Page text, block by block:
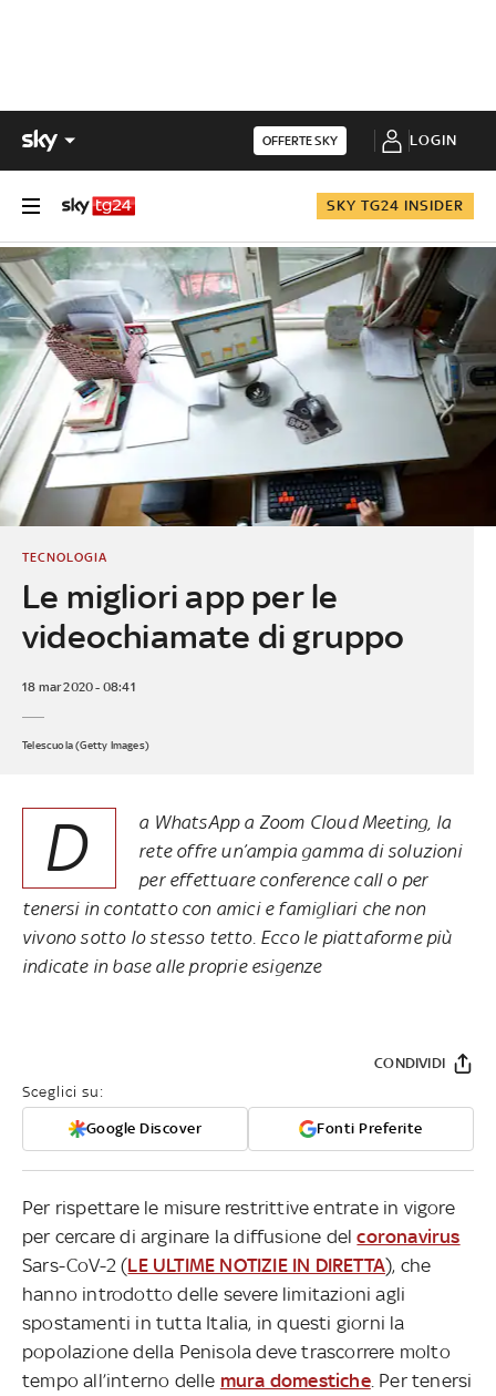
OFFERTE SKY LOGIN
SKY TG24 INSIDER
Le migliori app per le
videochiamate di gruppo
TECNOLOGIA
18 mar 2020 - 08:41
Telescuola (Getty Images)
D
a WhatsApp a Zoom Cloud Meeting, la
rete offre un’ampia gamma di soluzioni
per effettuare conference call o per
tenersi in contatto con amici e famigliari che non
vivono sotto lo stesso tetto. Ecco le piattaforme più
indicate in base alle proprie esigenze
Sceglici su:
Google Discover Fonti Preferite
CONDIVIDI
Per rispettare le misure restrittive entrate in vigore
per cercare di arginare la diffusione delcoronavirus
Sars-CoV-2 (LE ULTIME NOTIZIE IN DIRETTA), che
hanno introdotto delle severe limitazioni agli
spostamenti in tutta Italia, in questi giorni la
popolazione della Penisola deve trascorrere molto
tempo all’interno delle mura domestiche. Per tenersi